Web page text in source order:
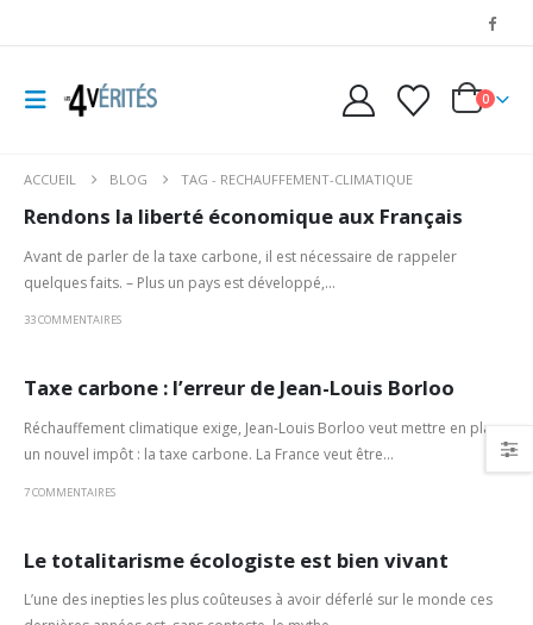
0
ACCUEIL BLOG TAG - RECHAUFFEMENT-CLIMATIQUE
Rendons la liberté économique aux Français
Avant de parler de la taxe carbone, il est nécessaire de rappeler
quelques faits. – Plus un pays est développé,...
33 COMMENTAIRES
Taxe carbone : l’erreur de Jean-Louis Borloo
Réchauffement climatique exige, Jean-Louis Borloo veut mettre en place
un nouvel impôt : la taxe carbone. La France veut être...
7 COMMENTAIRES
Le totalitarisme écologiste est bien vivant
L’une des inepties les plus coûteuses à avoir déferlé sur le monde ces